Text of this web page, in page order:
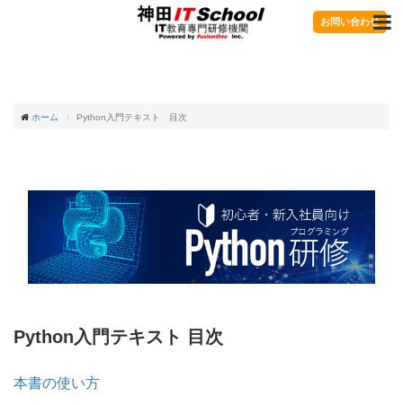
お問い合わせ
ホーム Python入門テキスト 目次
Python入門テキスト 目次
本書の使い方